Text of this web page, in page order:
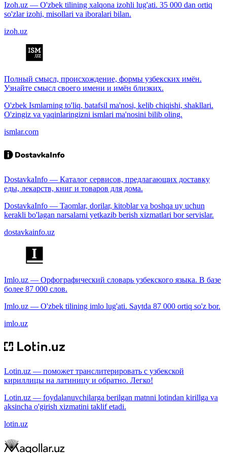
Izoh.uz — O'zbek tilining xalqona izohli lug'ati. 35 000 dan ortiq
so'zlar izohi, misollari va iboralari bilan.
izoh.uz
Полный смысл, происхождение, формы узбекских имён.
Узнайте смысл своего имени и имён близких.
O'zbek Ismlarning to'liq, batafsil ma'nosi, kelib chiqishi, shakllari.
O'zingiz va yaqinlaringizni ismlari ma'nosini bilib oling.
ismlar.com
DostavkaInfo — Каталог сервисов, предлагающих доставку
еды, лекарств, книг и товаров для дома.
DostavkaInfo — Taomlar, dorilar, kitoblar va boshqa uy uchun
kerakli bo'lagan narsalarni yetkazib berish xizmatlari bor servislar.
dostavkainfo.uz
Imlo.uz — Орфографический словарь узбекского языка. В базе
более 87 000 слов.
Imlo.uz — O'zbek tilining imlo lug'ati. Saytda 87 000 ortiq so'z bor.
imlo.uz
Lotin.uz — поможет транслитерировать с узбекской
кириллицы на латиницу и обратно. Легко!
Lotin.uz — foydalanuvchilarga berilgan matnni lotindan kirillga va
aksincha o'girish xizmatini taklif etadi.
lotin.uz